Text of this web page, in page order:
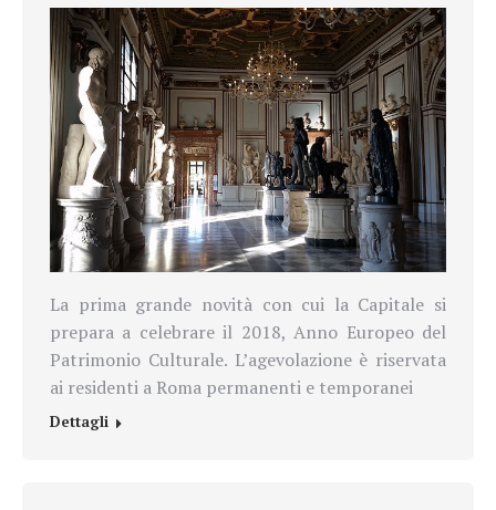
La prima grande novità con cui la Capitale si
prepara a celebrare il 2018, Anno Europeo del
Patrimonio Culturale. L’agevolazione è riservata
ai residenti a Roma permanenti e temporanei
Dettagli